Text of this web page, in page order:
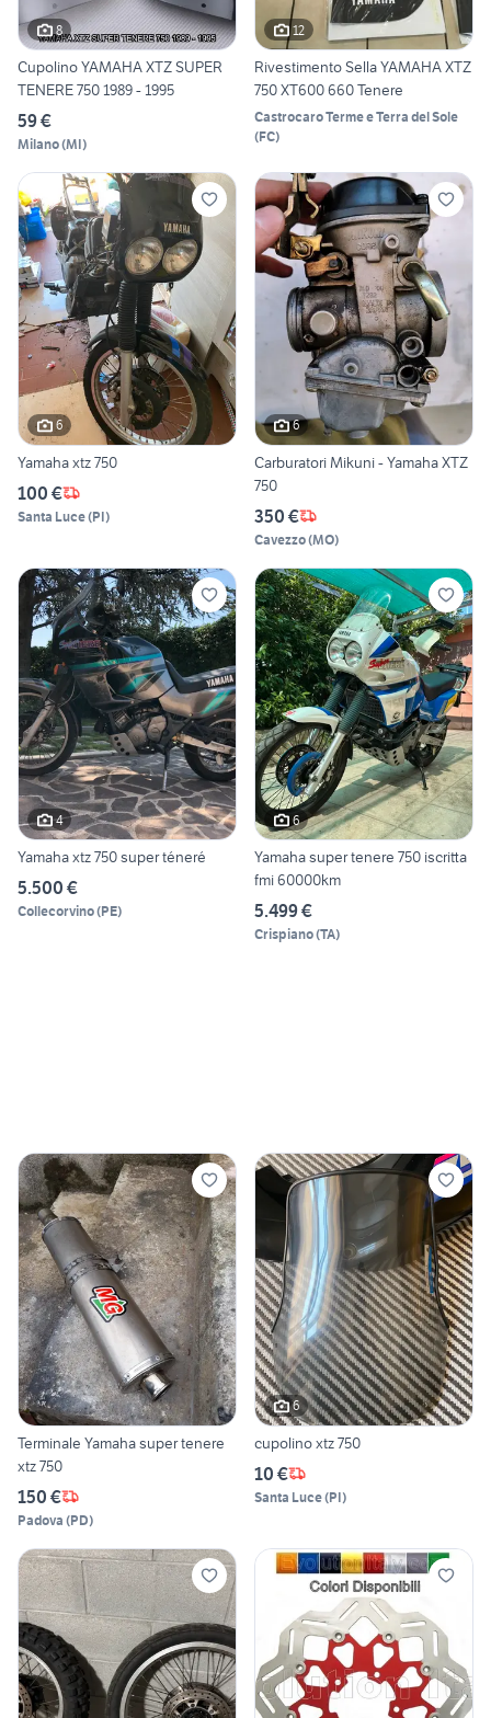
8
Cupolino YAMAHA XTZ SUPER
TENERE 750 1989 - 1995
59 €
Milano(MI)
12
Rivestimento Sella YAMAHA XTZ
750 XT600 660 Tenere
Castrocaro Terme e Terra del Sole
(FC)
6
Yamaha xtz 750
100 €
Santa Luce(PI)
6
Carburatori Mikuni - Yamaha XTZ
750
350 €
Cavezzo(MO)
4
Yamaha xtz 750 super téneré
5.500 €
Collecorvino(PE)
6
Yamaha super tenere 750 iscritta
fmi 60000km
5.499 €
Crispiano(TA)
Terminale Yamaha super tenere
xtz 750
150 €
Padova (PD)
6
cupolino xtz 750
10 €
Santa Luce(PI)